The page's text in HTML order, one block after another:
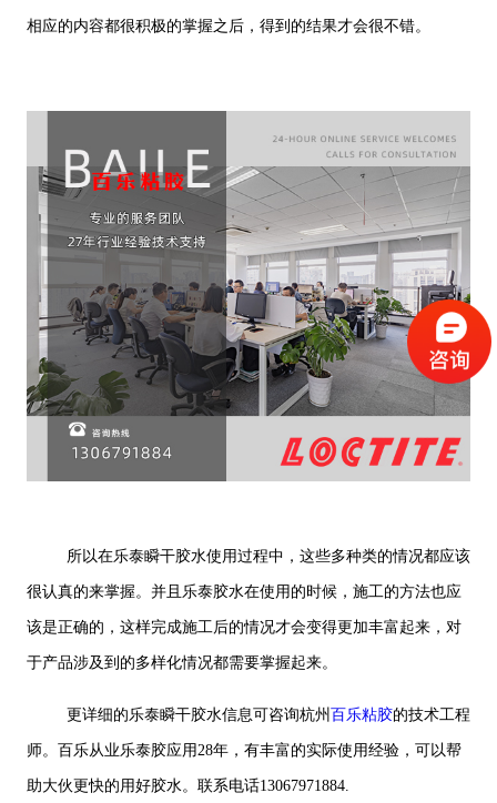
相应的内容都很积极的掌握之后，得到的结果才会很不错。
所以在乐泰瞬干胶水使用过程中，这些多种类的情况都应该
很认真的来掌握。并且乐泰胶水在使用的时候，施工的方法也应
该是正确的，这样完成施工后的情况才会变得更加丰富起来，对
于产品涉及到的多样化情况都需要掌握起来。
更详细的乐泰瞬干胶水信息可咨询杭州 百乐粘胶的技术工程
师。百乐从业乐泰胶应用28年，有丰富的实际使用经验，可以帮
助大伙更快的用好胶水。联系电话13067971884.